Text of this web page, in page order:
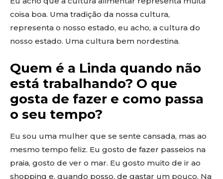
coisa boa. Uma tradição da nossa cultura,
representa o nosso estado, eu acho, a cultura do
nosso estado. Uma cultura bem nordestina.
Quem é a Linda quando não
está trabalhando? O que
gosta de fazer e como passa
o seu tempo?
Eu sou uma mulher que se sente cansada, mas ao
mesmo tempo feliz. Eu gosto de fazer passeios na
praia, gosto de ver o mar. Eu gosto muito de ir ao
shopping e, quando posso, de gastar um pouco. Na